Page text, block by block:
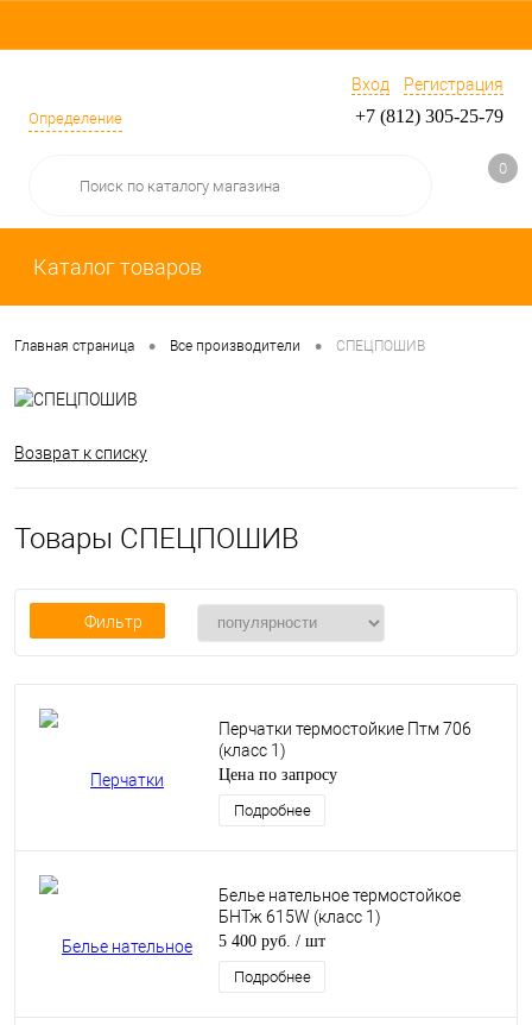
Определение
Вход Регистрация
+7 (812) 305-25-79
0
Каталог товаров
Главная страница • Все производители • СПЕЦПОШИВ
Возврат к списку
Товары СПЕЦПОШИВ
Фильтр
Перчатки термостойкие Птм 706
(класс 1)
Цена по запросу
Подробнее
Белье нательное термостойкое
БНТж 615W (класс 1)
5 400 руб. / шт
Подробнее